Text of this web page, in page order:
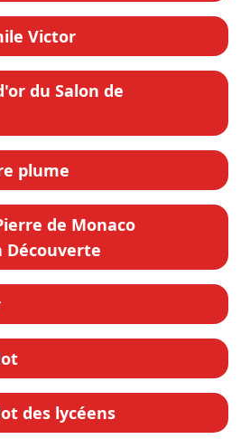
Victor
du Salon de
plume
de Monaco
Découverte
des lycéens